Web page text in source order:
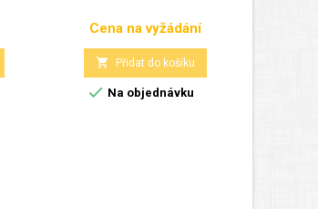
Cena
Cena na vyžádání
 Přidat do košíku
 Na objednávku